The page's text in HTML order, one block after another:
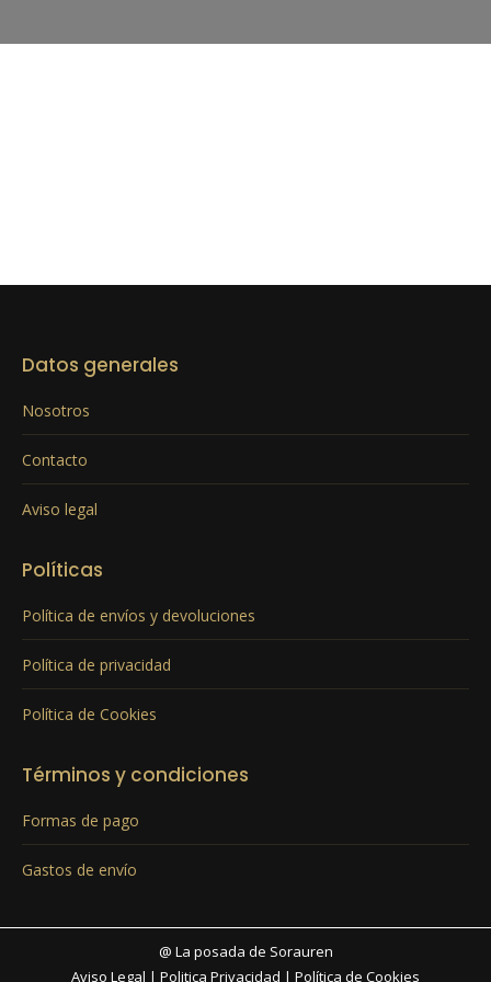
Datos generales
Nosotros
Contacto
Aviso legal
Políticas
Política de envíos y devoluciones
Política de privacidad
Política de Cookies
Términos y condiciones
Formas de pago
Gastos de envío
@ La posada de Sorauren
Aviso Legal | Politica Privacidad | Política de Cookies